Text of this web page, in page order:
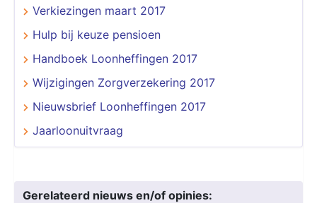
Verkiezingen maart 2017
Hulp bij keuze pensioen
Handboek Loonheffingen 2017
Wijzigingen Zorgverzekering 2017
Nieuwsbrief Loonheffingen 2017
Jaarloonuitvraag
Gerelateerd nieuws en/of opinies: